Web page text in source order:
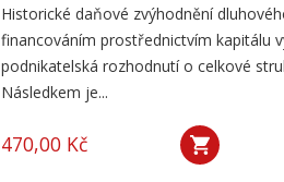
Historické daňové zvýhodnění
financováním prostřednictvím kapitálu
podnikatelská rozhodnutí o celkové
Následkem je...
470,00 Kč